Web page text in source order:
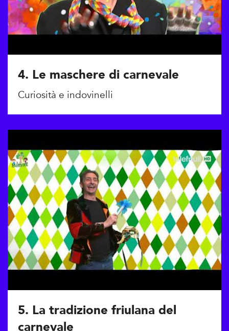
4. Le maschere di carnevale
Curiosità e indovinelli
5. La tradizione friulana del
carnevale